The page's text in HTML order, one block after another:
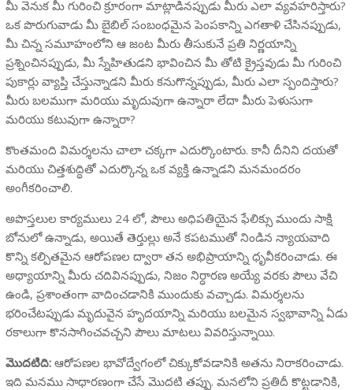
మీ వెనుక మీ గురించి క్రూరంగా మాట్లాడినప్పుడు మీరు ఎలా వ్యవహరిస్తారు?
ఒక పొరుగువాడు మీ బైబిల్ సంబంధమైన పెంపకాన్ని ఎగతాళి చేసినప్పుడు,
మీ చిన్న సమూహంలోని ఆ జంట మీరు తీసుకునే ప్రతి నిర్ణయాన్ని
ప్రశ్నించినప్పుడు, మీ స్నేహితుడని భావించిన మీ తోటి క్రైస్తవుడు మీ గురించి
పుకార్లు వ్యాప్తి చేస్తున్నాడని మీరు కనుగొన్నప్పుడు, మీరు ఎలా స్పందిస్తారు?
మీరు బలముగా మరియు మృదువుగా ఉన్నారా లేదా మీరు పెళుసుగా
మరియు కటువుగా ఉన్నారా?
కొంతమంది విమర్శలను చాలా చక్కగా ఎదుర్కొంటారు. కానీ దీనిని దయతో
మరియు చిత్తశుద్ధితో ఎదుర్కొన్న ఒక వ్యక్తి ఉన్నాడని మనమందరం
అంగీకరించాలి.
అపొస్తలుల కార్యములు 24 లో, పౌలు అధిపతియైన ఫేలిక్సు ముందు సాక్షి
బోను‌లో ఉన్నాడు, అయితే తెర్తుల్లు అనే కపటముతో నిండిన న్యాయవాది
కొన్ని కల్పితమైన ఆరోపణల ద్వారా తన అభిప్రాయాన్ని ధృవీకరించాడు. ఈ
అధ్యాయాన్ని మీరు చదివినప్పుడు, నిజం నిర్ధారణ అయ్యే వరకు పౌలు వేచి
ఉండి, ప్రశాంతంగా వాదించడానికి ముందుకు వచ్చాడు. విమర్శలను
భరించేటప్పుడు మృదువైన హృదయాన్ని మరియు బలమైన స్వభావాన్ని ఏడు
రకాలుగా కొనసాగించవచ్చని పౌలు మాటలు వివరిస్తున్నాయి.
మొదటిది:ఆరోపణల భావోద్వేగంలో చిక్కుకోవడానికి అతను నిరాకరించాడు.
ఇది మనము సాధారణంగా చేసే మొదటి తప్పు. మనలోని ప్రతిదీ కొట్టడానికి,